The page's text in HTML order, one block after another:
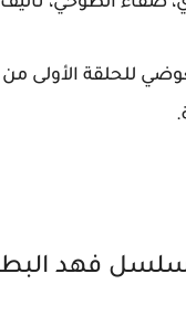
للحلقة
فهد